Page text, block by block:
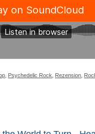
Psychedelic Rock Rezension